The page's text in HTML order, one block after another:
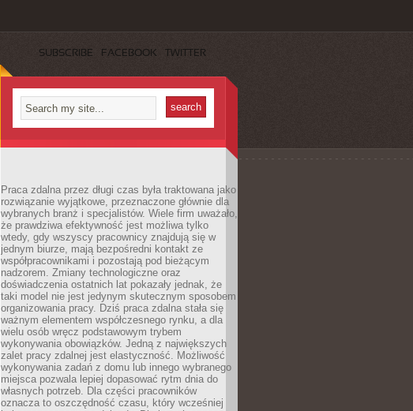
SUBSCRIBE FACEBOOK TWITTER
Praca zdalna przez długi czas była traktowana jako
rozwiązanie wyjątkowe, przeznaczone głównie dla
wybranych branż i specjalistów. Wiele firm uważało,
że prawdziwa efektywność jest możliwa tylko
wtedy, gdy wszyscy pracownicy znajdują się w
jednym biurze, mają bezpośredni kontakt ze
współpracownikami i pozostają pod bieżącym
nadzorem. Zmiany technologiczne oraz
doświadczenia ostatnich lat pokazały jednak, że
taki model nie jest jedynym skutecznym sposobem
organizowania pracy. Dziś praca zdalna stała się
ważnym elementem współczesnego rynku, a dla
wielu osób wręcz podstawowym trybem
wykonywania obowiązków. Jedną z największych
zalet pracy zdalnej jest elastyczność. Możliwość
wykonywania zadań z domu lub innego wybranego
miejsca pozwala lepiej dopasować rytm dnia do
własnych potrzeb. Dla części pracowników
oznacza to oszczędność czasu, który wcześniej